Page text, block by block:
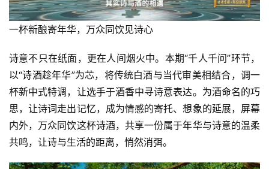
一杯新酿寄年华，万众同饮见诗心
诗意不只在纸面，更在人间烟火中。本期“千人千问”环节，
以“诗酒趁年华”为芯，将传统白酒与当代审美相结合，调一
杯新中式特调，让选手于酒香中寻诗意表达。为酒命名的巧
思，让诗词走出记忆，成为情感的寄托、想象的延展，屏幕
内外，万众同饮这杯诗酒，共享一份属于年华与诗意的温柔
共鸣，让诗与生活的距离，悄然消弭。